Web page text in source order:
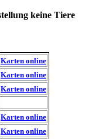
keine Tiere
Karten online
Karten online
Karten online
Karten online
Karten online